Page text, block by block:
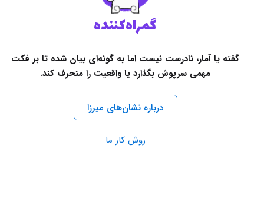
گمراه‌کننده
گفته یا آمار، نادرست نیست اما به گونه‌ای بیان شده تا بر فکت
مهمی سرپوش بگذارد یا واقعیت را منحرف کند.
درباره نشان‌های میرزا
روش کار ما